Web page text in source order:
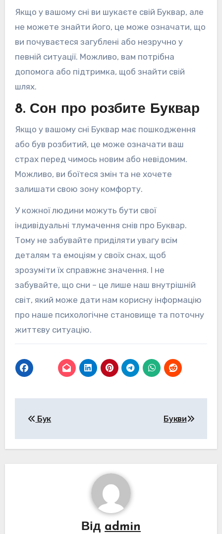
Якщо у вашому сні ви шукаєте свій Буквар, але
не можете знайти його, це може означати, що
ви почуваєтеся загублені або незручно у
певній ситуації. Можливо, вам потрібна
допомога або підтримка, щоб знайти свій
шлях.
8. Сон про розбите Буквар
Якщо у вашому сні Буквар має пошкодження
або був розбитий, це може означати ваш
страх перед чимось новим або невідомим.
Можливо, ви боїтеся змін та не хочете
залишати свою зону комфорту.
У кожної людини можуть бути свої
індивідуальні тлумачення снів про Буквар.
Тому не забувайте приділяти увагу всім
деталям та емоціям у своїх снах, щоб
зрозуміти їх справжнє значення. І не
забувайте, що сни – це лише наш внутрішній
світ, який може дати нам корисну інформацію
про наше психологічне становище та поточну
життєву ситуацію.
записів
Бук Букви
Від admin